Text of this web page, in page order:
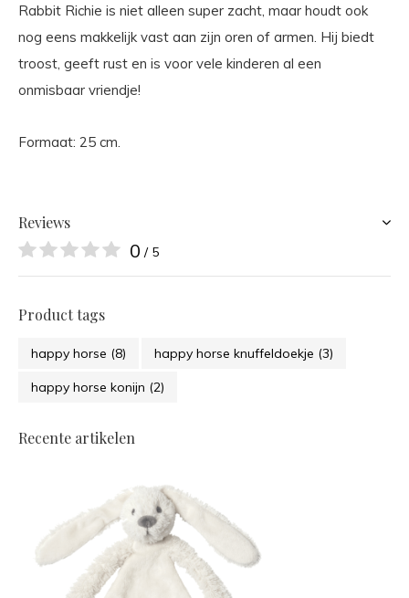
Rabbit Richie is niet alleen super zacht, maar houdt ook
nog eens makkelijk vast aan zijn oren of armen. Hij biedt
troost, geeft rust en is voor vele kinderen al een
onmisbaar vriendje!
Formaat: 25 cm.
Reviews
0 / 5
Product tags
happy horse (8) happy horse knuffeldoekje (3)
happy horse konijn (2)
Recente artikelen